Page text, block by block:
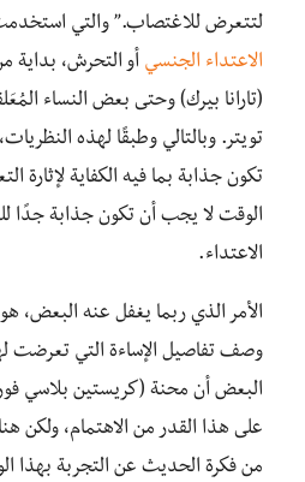
لتتعرض للاغتصاب.” والتي
الاعتداء الجنسي أو التحرش، بداية
(تارانا بيرك) وحتى بعض النساء
تويتر. وبالتالي وطبقًا لهذه
تكون جذابة بما فيه الكفاية لإثارة
الوقت لا يجب أن تكون جذابة جدًا
الاعتداء.
الأمر الذي ربما يغفل عنه
وصف تفاصيل الإساءة التي تعرضت
البعض أن محنة (كريستين بلاسي
على هذا القدر من الاهتمام، ولكن
من فكرة الحديث عن التجربة بهذا